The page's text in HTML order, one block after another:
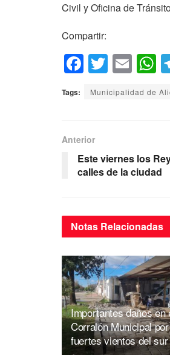
Civil y Oficina de
Compartir:
F
a
c
b
o
o
T
wi
tt
E
m
ail
h
p
p
Tags: Municipalidad de
Anterior
Este viernes los
calles de la ciudad
Notas Relacionadas
Importantes daños en
Corralón Municipal
fuertes vientos del sur